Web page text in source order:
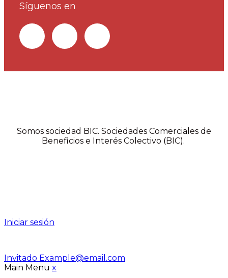
Síguenos en
Somos sociedad BIC. Sociedades Comerciales de
Beneficios e Interés Colectivo (BIC).
Iniciar sesión
Invitado Example@email.com
Main Menu x